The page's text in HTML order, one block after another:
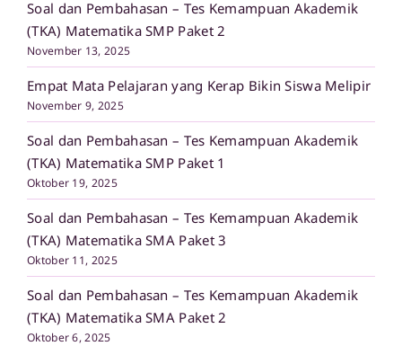
Soal dan Pembahasan – Tes Kemampuan Akademik
(TKA) Matematika SMP Paket 2
November 13, 2025
Empat Mata Pelajaran yang Kerap Bikin Siswa Melipir
November 9, 2025
Soal dan Pembahasan – Tes Kemampuan Akademik
(TKA) Matematika SMP Paket 1
Oktober 19, 2025
Soal dan Pembahasan – Tes Kemampuan Akademik
(TKA) Matematika SMA Paket 3
Oktober 11, 2025
Soal dan Pembahasan – Tes Kemampuan Akademik
(TKA) Matematika SMA Paket 2
Oktober 6, 2025